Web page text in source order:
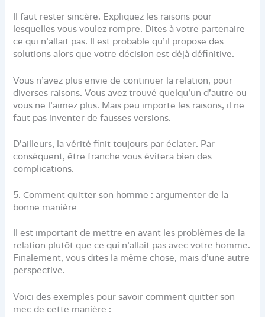
Il faut rester sincère. Expliquez les raisons pour
lesquelles vous voulez rompre. Dites à votre partenaire
ce qui n’allait pas. Il est probable qu’il propose des
solutions alors que votre décision est déjà définitive.
Vous n’avez plus envie de continuer la relation, pour
diverses raisons. Vous avez trouvé quelqu’un d’autre ou
vous ne l’aimez plus. Mais peu importe les raisons, il ne
faut pas inventer de fausses versions.
D’ailleurs, la vérité finit toujours par éclater. Par
conséquent, être franche vous évitera bien des
complications.
5. Comment quitter son homme : argumenter de la
bonne manière
Il est important de mettre en avant les problèmes de la
relation plutôt que ce qui n’allait pas avec votre homme.
Finalement, vous dites la même chose, mais d’une autre
perspective.
Voici des exemples pour savoir comment quitter son
mec de cette manière :